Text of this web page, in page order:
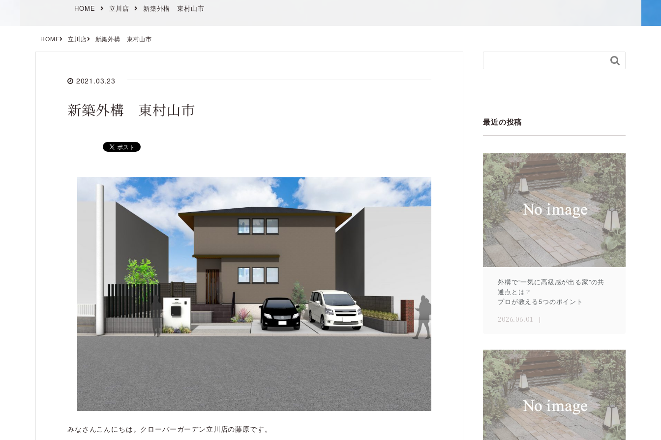
HOME 立川店 新築外構 東村山市
HOME 立川店 新築外構 東村山市
2021.03.23
新築外構 東村山市
みなさんこんにちは。クローバーガーデン立川店の藤原です。

最近の投稿
外構で“一気に高級感が出る家”の共
通点とは？
プロが教える5つのポイント
2026.06.01